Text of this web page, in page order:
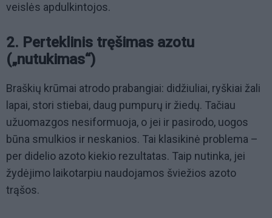
veislės apdulkintojos.
2. Perteklinis tręšimas azotu
(„nutukimas“)
Braškių krūmai atrodo prabangiai: didžiuliai, ryškiai žali
lapai, stori stiebai, daug pumpurų ir žiedų. Tačiau
užuomazgos nesiformuoja, o jei ir pasirodo, uogos
būna smulkios ir neskanios. Tai klasikinė problema –
per didelio azoto kiekio rezultatas. Taip nutinka, jei
žydėjimo laikotarpiu naudojamos šviežios azoto
trąšos.